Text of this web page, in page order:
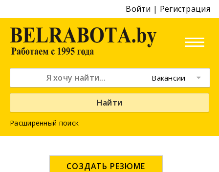
Войти | Регистрация
Вакансии
Найти
Расширенный поиск
СОЗДАТЬ РЕЗЮМЕ